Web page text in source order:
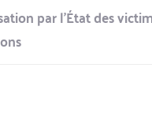
par l’État des